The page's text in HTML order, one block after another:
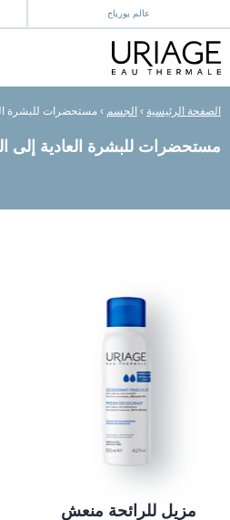
عالم يورياج
الصفحة الرئيسية › الجسم › مستحضرات للبشرة
مستحضرات للبشرة العادية إلى
مزيل للرائحة منعش